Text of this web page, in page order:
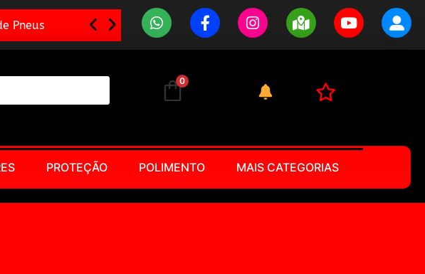
Rotta – Engate Rápido
0
PROTEÇÃO POLIMENTO MAIS CATEGORIAS